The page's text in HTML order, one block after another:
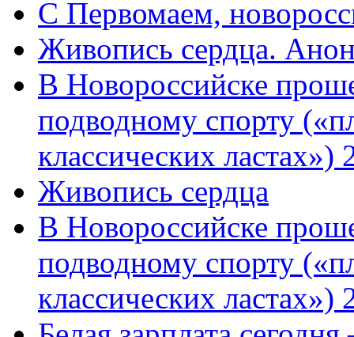
C Первомаем,
Живопись сердца.
В Новороссийске
подводному спорту
классических
Живопись сердца
В Новороссийске
подводному спорту
классических ластах»)